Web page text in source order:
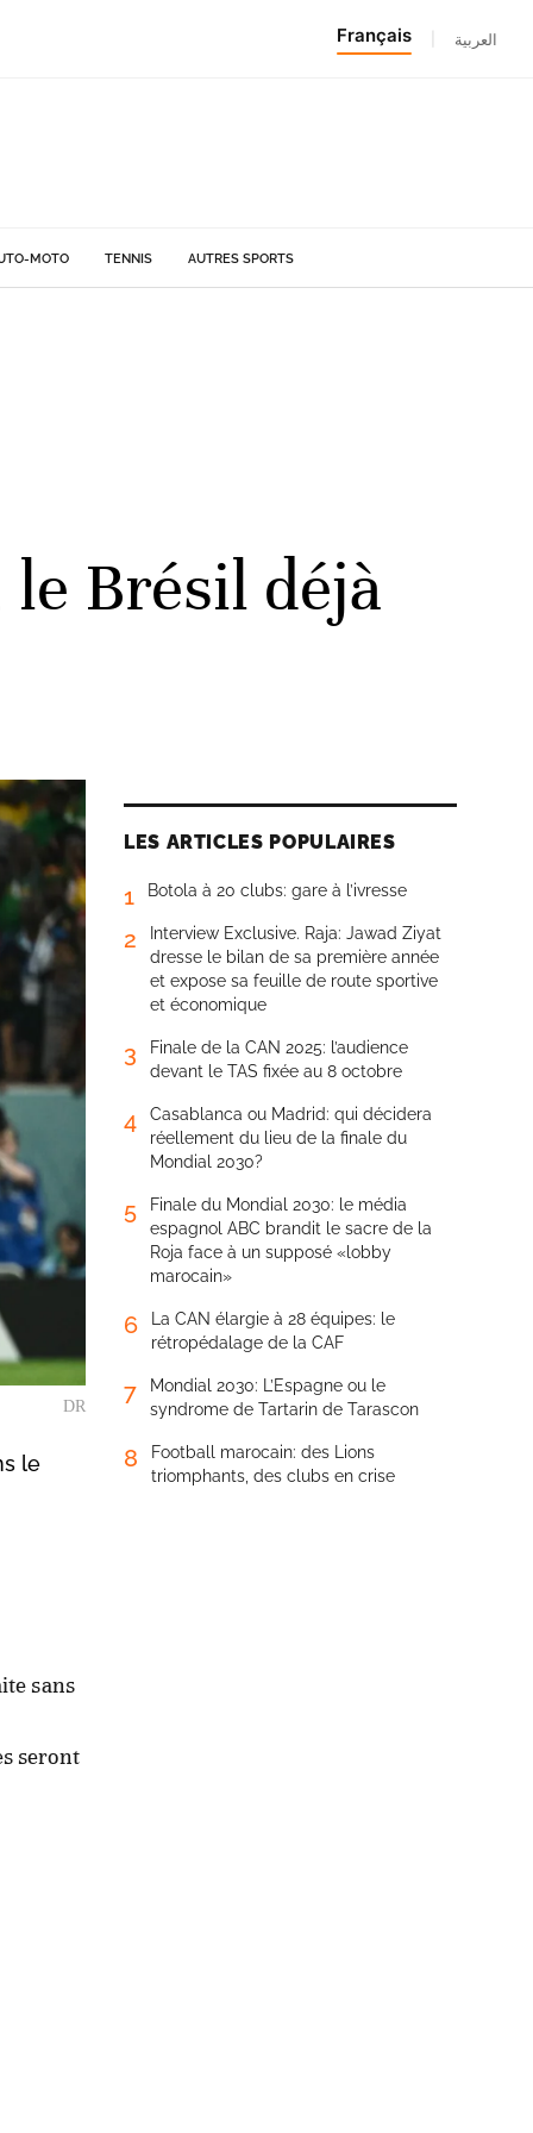
Français العربية
MOTO TENNIS AUTRES SPORTS
Brésil déjà
DR
le
sans
seront
LES ARTICLES POPULAIRES
1 Botola à 20 clubs: gare à l’ivresse
2
Interview Exclusive. Raja: Jawad Ziyat
dresse le bilan de sa première année
et expose sa feuille de route sportive
et économique
3
Finale de la CAN 2025: l’audience
devant le TAS fixée au 8 octobre
4
Casablanca ou Madrid: qui décidera
réellement du lieu de la finale du
Mondial 2030?
5
Finale du Mondial 2030: le média
espagnol ABC brandit le sacre de la
Roja face à un supposé «lobby
marocain»
6
La CAN élargie à 28 équipes: le
rétropédalage de la CAF
7
Mondial 2030: L’Espagne ou le
syndrome de Tartarin de Tarascon
8
Football marocain: des Lions
triomphants, des clubs en crise